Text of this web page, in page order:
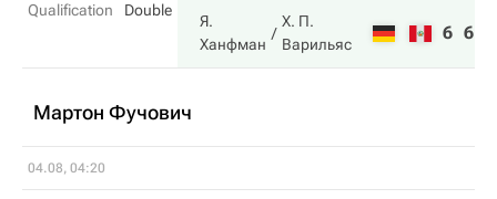
Qualification
Double
Я.
Ханфман
Х. П.
Варильяс
6 6
Мартон Фучович
04.08, 04:20